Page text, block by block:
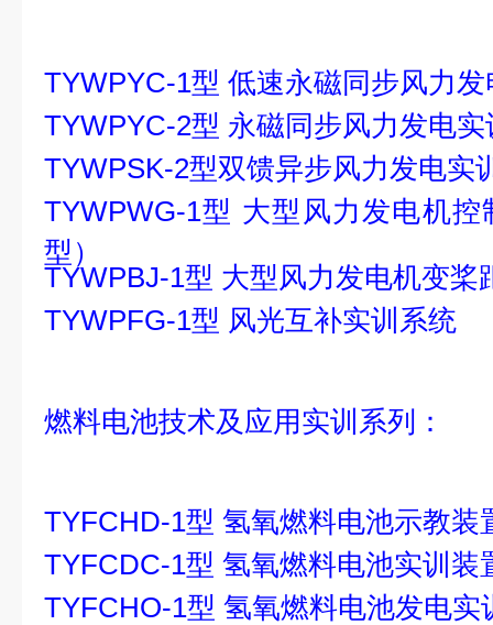
TYWPYC-1型 低速永磁同步风力
TYWPYC-2型 永磁同步风力发电
TYWPSK-2型双馈异步风力发电实
TYWPWG-1型 大型风力发电机
型）
TYWPBJ-1型 大型风力发电机变桨
TYWPFG-1型 风光互补实训系统
燃料电池技术及应用实训系列：
TYFCHD-1型 氢氧燃料电池示教装
TYFCDC-1型 氢氧燃料电池实训装
TYFCHO-1型 氢氧燃料电池发电实